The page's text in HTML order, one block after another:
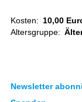
Kosten: 10,00
Altersgruppe:
Newsletter